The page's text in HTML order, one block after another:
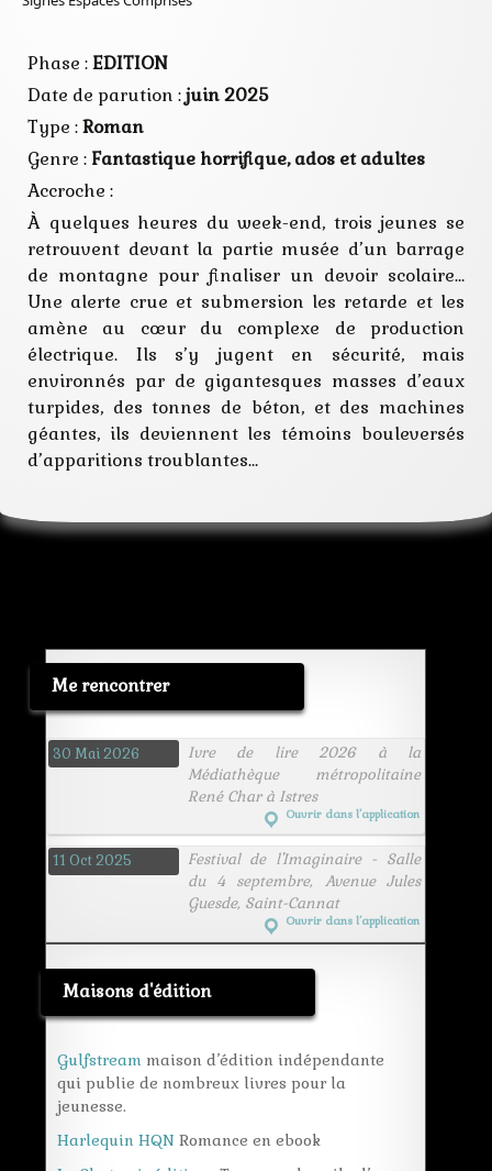
Phase :EDITION
Date de parution :juin2025
Type :Roman
Genre : Fantastique horrifique, ados et adultes
Accroche :
À quelques heures du week-end, trois jeunes se
retrouvent devant la partie musée d’un barrage
de montagne pour finaliser un devoir scolaire…
Une alerte crue et submersion les retarde et les
amène au cœur du complexe de production
électrique. Ils s’y jugent en sécurité, mais
environnés par de gigantesques masses d’eaux
turpides, des tonnes de béton, et des machines
géantes, ils deviennent les témoins bouleversés
d’apparitions troublantes…
Me rencontrer
30 Mai 2026
Ivre de lire 2026 à la
Médiathèque métropolitaine
René Char à Istres
Ouvrir dans l’application
11 Oct 2025
Festival de l'Imaginaire - Salle
du 4 septembre, Avenue Jules
Guesde, Saint-Cannat
Ouvrir dans l’application
Maisons d'édition
Gulfstream maison d’édition indépendante
qui publie de nombreux livres pour la
jeunesse.
Harlequin HQN Romance en ebook